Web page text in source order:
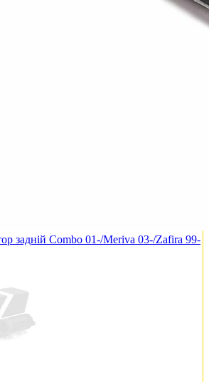
задній Combo 01-/Meriva 03-/Zafira 99-